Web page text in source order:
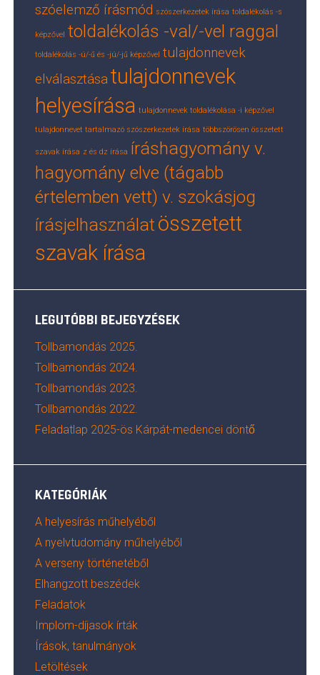
szóelemző írásmód szószerkezetek írása toldalékolás -s
képzővel toldalékolás -val/-vel raggal
toldalékolás -ú/-ű és -jú/-jű képzővel tulajdonnevek
elválasztásatulajdonnevek
helyesírása tulajdonnevek toldalékolása -i képzővel
tulajdonnevet tartalmazó szószerkezetek írása többszörösen összetett
szavak írása z és dz írása íráshagyomány v.
hagyomány elve (tágabb
értelemben vett) v. szokásjog
írásjelhasználatösszetett
szavak írása
LEGUTÓBBI BEJEGYZÉSEK
Tollbamondás 2025.
Tollbamondás 2024.
Tollbamondás 2023.
Tollbamondás 2022.
Feladatlap 2025-ös Kárpát-medencei döntő
KATEGÓRIÁK
A helyesírás műhelyéből
A nyelvtudomány műhelyéből
A verseny történetéből
Elhangzott beszédek
Feladatok
Implom-díjasok írták
Írások, tanulmányok
Letöltések